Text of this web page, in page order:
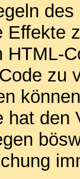
Effekte
HTML-
zu
hat